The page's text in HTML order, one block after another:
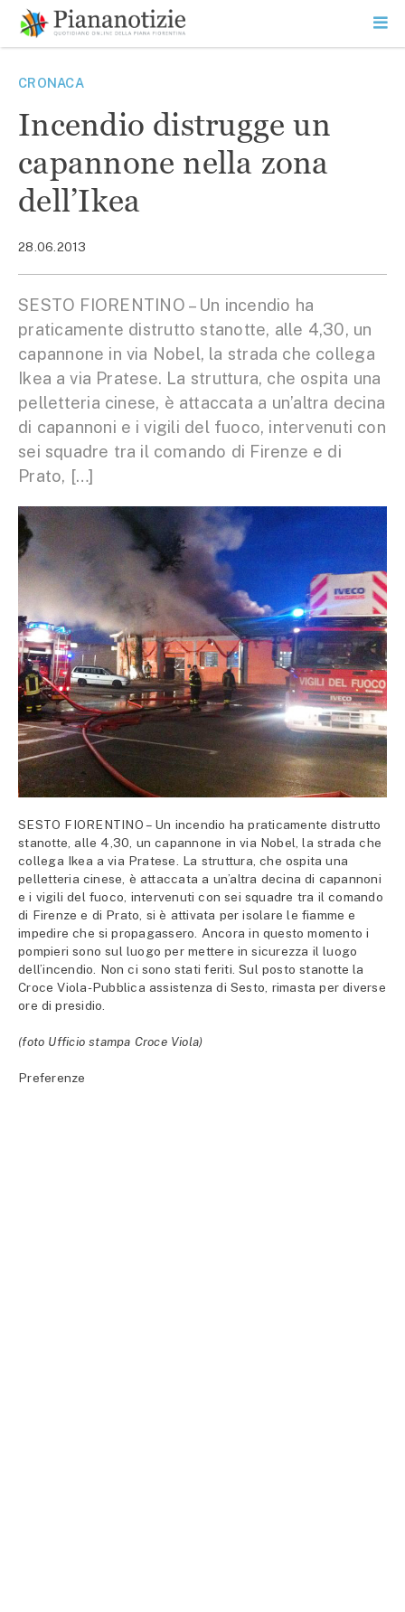
contenuto
SEARCH
CRONACA
Incendio distrugge un
capannone nella zona
dell’Ikea
28.06.2013
SESTO FIORENTINO – Un incendio ha
praticamente distrutto stanotte, alle 4,30, un
capannone in via Nobel, la strada che collega
Ikea a via Pratese. La struttura, che ospita una
pelletteria cinese, è attaccata a un’altra decina
di capannoni e i vigili del fuoco, intervenuti con
sei squadre tra il comando di Firenze e di
Prato, […]
SESTO FIORENTINO – Un incendio ha praticamente distrutto
stanotte, alle 4,30, un capannone in via Nobel, la strada che
collega Ikea a via Pratese. La struttura, che ospita una
pelletteria cinese, è attaccata a un’altra decina di capannoni
e i vigili del fuoco, intervenuti con sei squadre tra il comando
di Firenze e di Prato, si è attivata per isolare le fiamme e
impedire che si propagassero. Ancora in questo momento i
pompieri sono sul luogo per mettere in sicurezza il luogo
dell’incendio. Non ci sono stati feriti. Sul posto stanotte la
Croce Viola-Pubblica assistenza di Sesto, rimasta per diverse
ore di presidio.
(foto Ufficio stampa Croce Viola)
Preferenze